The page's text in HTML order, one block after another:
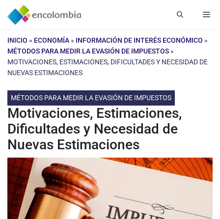
Saltar
INICIO » ECONOMÍA » INFORMACIÓN DE INTERÉS ECONÓMICO »
MÉTODOS PARA MEDIR LA EVASIÓN DE IMPUESTOS »
MOTIVACIONES, ESTIMACIONES, DIFICULTADES Y NECESIDAD DE
NUEVAS ESTIMACIONES
MÉTODOS PARA MEDIR LA EVASIÓN DE IMPUESTOS
Motivaciones, Estimaciones,
Dificultades y Necesidad de
Nuevas Estimaciones